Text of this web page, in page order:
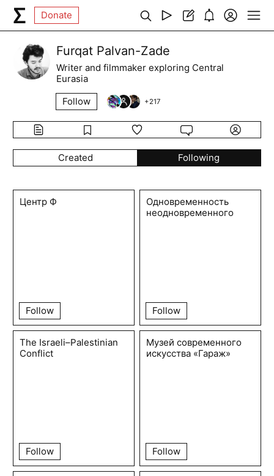
Donate
Furqat Palvan-Zade
Writer and filmmaker exploring Central
Eurasia
Follow
+217
Created Following
Центр Ф
Follow
Одновременность
неодновременного
Follow
The Israeli–Palestinian
Conflict
Follow
Музей современного
искусства «Гараж»
Follow